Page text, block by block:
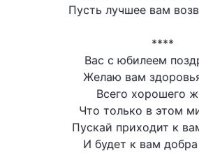
Пусть лучшее вам
****
Вас с юбилеем
Желаю вам
Всего хорошего
Что только в этом
Пускай приходит к
И будет к вам добра